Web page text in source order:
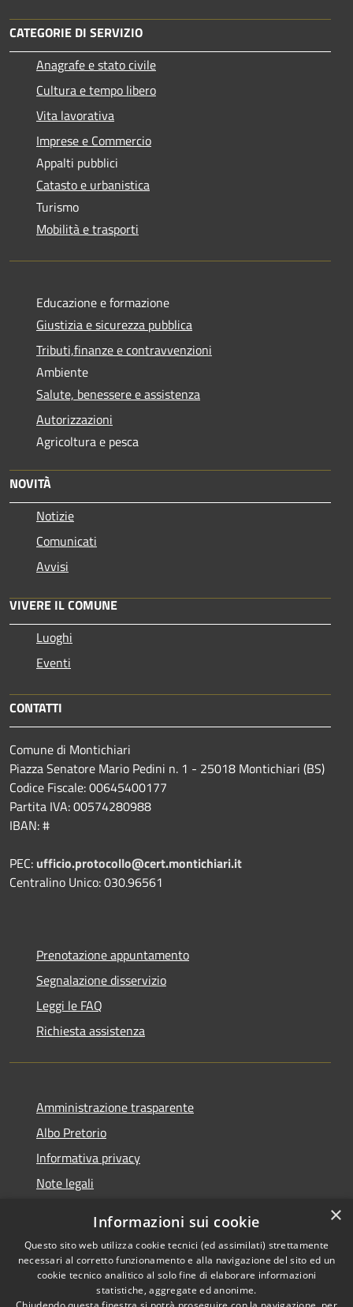
CATEGORIE DI SERVIZIO
Anagrafe e stato civile
Cultura e tempo libero
Vita lavorativa
Imprese e Commercio
Appalti pubblici
Catasto e urbanistica
Turismo
Mobilità e trasporti
Educazione e formazione
Giustizia e sicurezza pubblica
Tributi,finanze e contravvenzioni
Ambiente
Salute, benessere e assistenza
Autorizzazioni
Agricoltura e pesca
NOVITÀ
Notizie
Comunicati
Avvisi
VIVERE IL COMUNE
Luoghi
Eventi
CONTATTI
Comune di Montichiari
Piazza Senatore Mario Pedini n. 1 - 25018 Montichiari (BS)
Codice Fiscale: 00645400177
Partita IVA: 00574280988
IBAN: #
PEC: ufficio.protocollo@cert.montichiari.it
Centralino Unico: 030.96561
Prenotazione appuntamento
Segnalazione disservizio
Leggi le FAQ
Richiesta assistenza
Amministrazione trasparente
Albo Pretorio
Informativa privacy
Note legali
Whisteblowing
×
Informazioni sui cookie
Questo sito web utilizza cookie tecnici (ed assimilati) strettamente
necessari al corretto funzionamento e alla navigazione del sito ed un
cookie tecnico analitico al solo fine di elaborare informazioni
statistiche, aggregate ed anonime.